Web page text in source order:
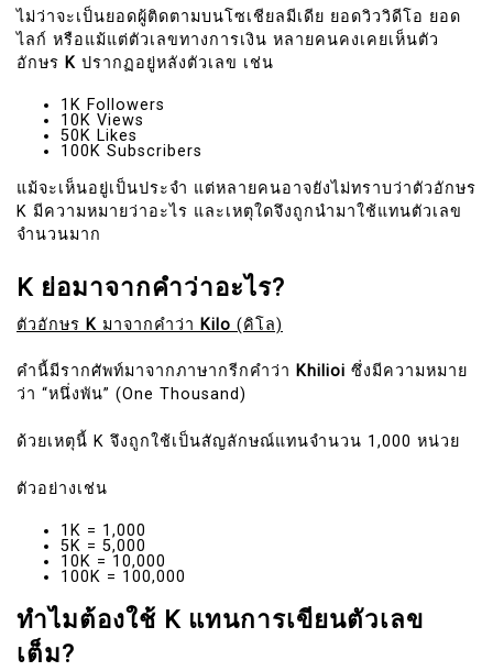
ไม่ว่าจะเป็นยอดผู้ติดตามบนโซเชียลมีเดีย ยอดวิววิดีโอ ยอด
ไลก์ หรือแม้แต่ตัวเลขทางการเงิน หลายคนคงเคยเห็นตัว
อักษร K ปรากฏอยู่หลังตัวเลข เช่น
1K Followers
10K Views
50K Likes
100K Subscribers
แม้จะเห็นอยู่เป็นประจำ แต่หลายคนอาจยังไม่ทราบว่าตัวอักษร
K มีความหมายว่าอะไร และเหตุใดจึงถูกนำมาใช้แทนตัวเลข
จำนวนมาก
K ย่อมาจากคำว่าอะไร?
ตัวอักษร K มาจากคำว่า Kilo (คิโล)
คำนี้มีรากศัพท์มาจากภาษากรีกคำว่า Khilioi ซึ่งมีความหมาย
ว่า “หนึ่งพัน” (One Thousand)
ด้วยเหตุนี้ K จึงถูกใช้เป็นสัญลักษณ์แทนจำนวน 1,000 หน่วย
ตัวอย่างเช่น
1K = 1,000
5K = 5,000
10K = 10,000
100K = 100,000
ทำไมต้องใช้ K แทนการเขียนตัวเลข
เต็ม?